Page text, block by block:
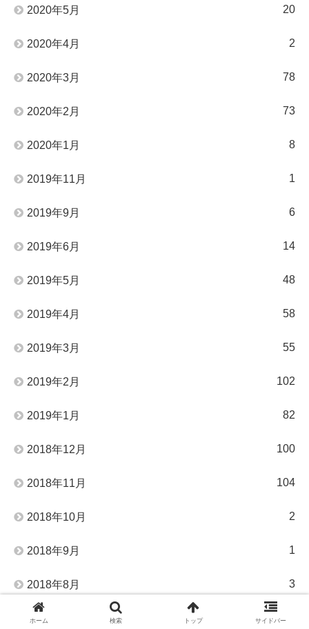
2020年5月 20
2020年4月 2
2020年3月 78
2020年2月 73
2020年1月 8
2019年11月 1
2019年9月 6
2019年6月 14
2019年5月 48
2019年4月 58
2019年3月 55
2019年2月 102
2019年1月 82
2018年12月 100
2018年11月 104
2018年10月 2
2018年9月 1
2018年8月 3
2018年7月
ホーム 検索 トップ サイドバー